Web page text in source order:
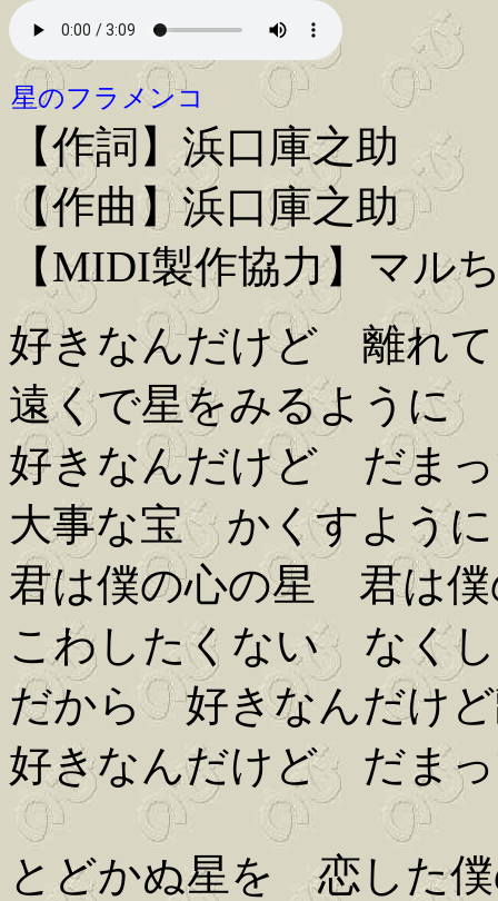
星のフラメンコ
【作詞】浜口庫之助
【作曲】浜口庫之助
【MIDI製作協力】マル
好きなんだけど 離れ
遠くで星をみるように
好きなんだけど だま
大事な宝 かくすように
君は僕の心の星 君は僕
こわしたくない なく
だから 好きなんだけ
好きなんだけど だま
とどかぬ星を 恋した